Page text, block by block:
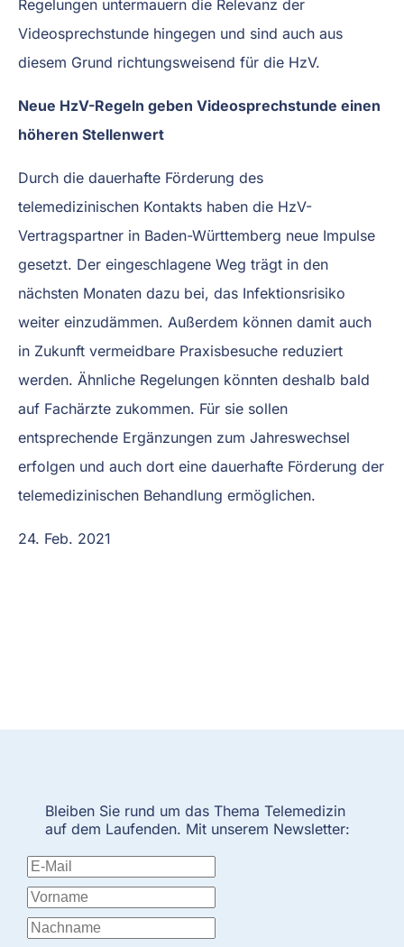
Regelungen untermauern die Relevanz der
Videosprechstunde hingegen und sind auch aus
diesem Grund richtungsweisend für die HzV.
Neue HzV-Regeln geben Videosprechstunde einen
höheren Stellenwert
Durch die dauerhafte Förderung des
telemedizinischen Kontakts haben die HzV-
Vertragspartner in Baden-Württemberg neue Impulse
gesetzt. Der eingeschlagene Weg trägt in den
nächsten Monaten dazu bei, das Infektionsrisiko
weiter einzudämmen. Außerdem können damit auch
in Zukunft vermeidbare Praxisbesuche reduziert
werden. Ähnliche Regelungen könnten deshalb bald
auf Fachärzte zukommen. Für sie sollen
entsprechende Ergänzungen zum Jahreswechsel
erfolgen und auch dort eine dauerhafte Förderung der
telemedizinischen Behandlung ermöglichen.
24. Feb. 2021
Bleiben Sie rund um das Thema Telemedizin
auf dem Laufenden. Mit unserem Newsletter: